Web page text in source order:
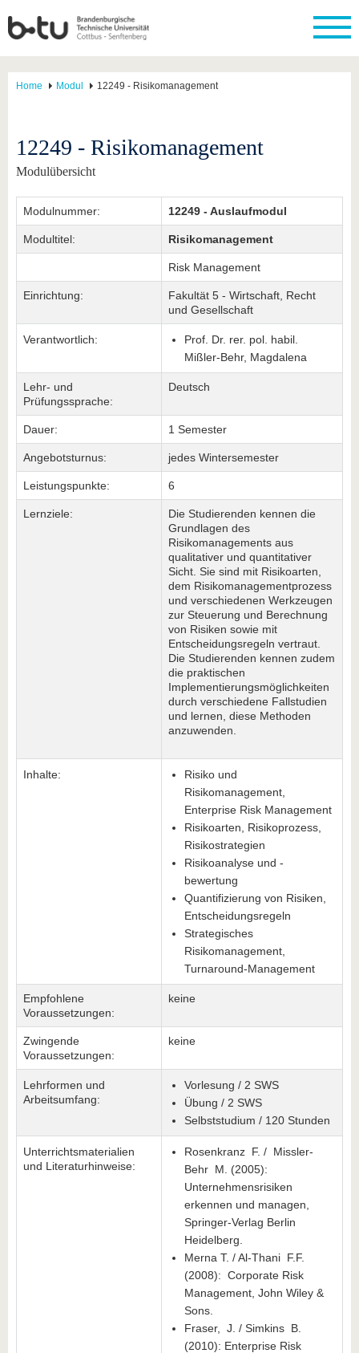
Home Modul 12249 - Risikomanagement
12249 - Risikomanagement
Modulübersicht
Modulnummer: 12249 - Auslaufmodul
Modultitel: Risikomanagement
Risk Management
Einrichtung:
Fakultät 5 - Wirtschaft, Recht
und Gesellschaft
Verantwortlich:
Prof. Dr. rer. pol. habil.
Mißler-Behr, Magdalena
Lehr- und
Prüfungssprache:
Deutsch
Dauer: 1 Semester
Angebotsturnus: jedes Wintersemester
Leistungspunkte: 6
Lernziele:
Die Studierenden kennen die
Grundlagen des
Risikomanagements aus
qualitativer und quantitativer
Sicht. Sie sind mit Risikoarten,
dem Risikomanagementprozess
und verschiedenen Werkzeugen
zur Steuerung und Berechnung
von Risiken sowie mit
Entscheidungsregeln vertraut.
Die Studierenden kennen zudem
die praktischen
Implementierungsmöglichkeiten
durch verschiedene Fallstudien
und lernen, diese Methoden
anzuwenden.
Inhalte:
Risiko und
Risikomanagement,
Enterprise Risk Management
Risikoarten, Risikoprozess,
Risikostrategien
Risikoanalyse und -
bewertung
Quantifizierung von Risiken,
Entscheidungsregeln
Strategisches
Risikomanagement,
Turnaround-Management
Empfohlene
Voraussetzungen:
keine
Zwingende
Voraussetzungen:
keine
Lehrformen und
Arbeitsumfang:
Vorlesung / 2 SWS
Übung / 2 SWS
Selbststudium / 120 Stunden
Unterrichtsmaterialien
und Literaturhinweise:
Rosenkranz F. / Missler-
Behr M. (2005):
Unternehmensrisiken
erkennen und managen,
Springer-Verlag Berlin
Heidelberg.
Merna T. / Al-Thani F.F.
(2008): Corporate Risk
Management, John Wiley &
Sons.
Fraser, J. / Simkins B.
(2010): Enterprise Risk